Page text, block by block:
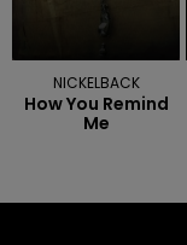
NICKELBACK
How You Remind
Me